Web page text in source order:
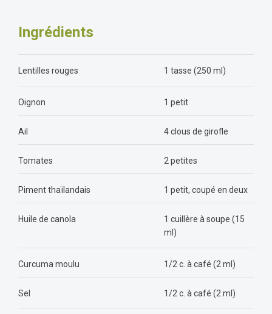
Ingrédients
Lentilles rouges 1 tasse (250 ml)
Oignon 1 petit
Ail 4 clous de girofle
Tomates 2 petites
Piment thaïlandais 1 petit, coupé en deux
Huile de canola
1 cuillère à soupe (15
ml)
Curcuma moulu 1/2 c. à café (2 ml)
Sel 1/2 c. à café (2 ml)